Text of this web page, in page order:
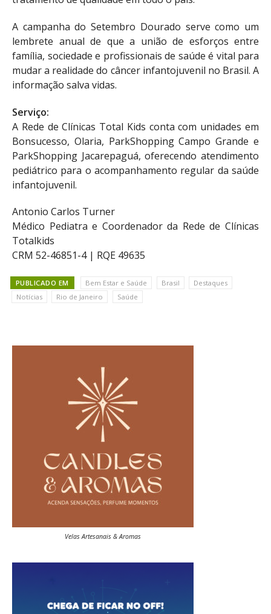
A campanha do Setembro Dourado serve como um
lembrete anual de que a união de esforços entre
família, sociedade e profissionais de saúde é vital para
mudar a realidade do câncer infantojuvenil no Brasil. A
informação salva vidas.
Serviço:
A Rede de Clínicas Total Kids conta com unidades em
Bonsucesso, Olaria, ParkShopping Campo Grande e
ParkShopping Jacarepaguá, oferecendo atendimento
pediátrico para o acompanhamento regular da saúde
infantojuvenil.
Antonio Carlos Turner
Médico Pediatra e Coordenador da Rede de Clínicas
Totalkids
CRM 52-46851-4 | RQE 49635
PUBLICADO EM Bem Estar e Saúde Brasil
Destaques
Notícias
Rio de Janeiro Saúde
Velas Artesanais & Aromas